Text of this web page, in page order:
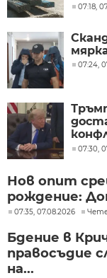
07:18,
07:24,
скоро
07:30,
Нов опит
рождение:
07:35, 07.08.2026 Чете
Бдение в
правосъдие
на...